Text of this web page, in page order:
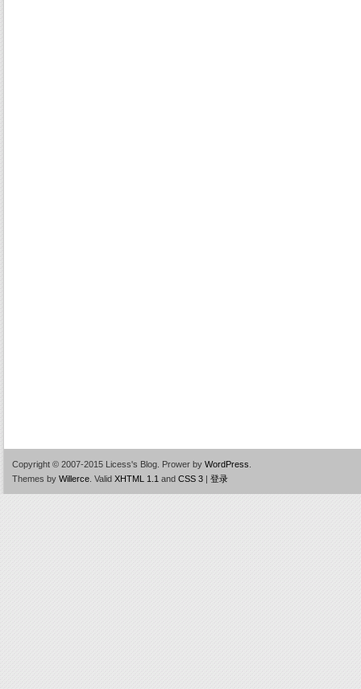
Copyright © 2007-2015 Licess's Blog. Prower by WordPress
Themes by Willerce Valid XHTML 1.1 and CSS 3 | 登录